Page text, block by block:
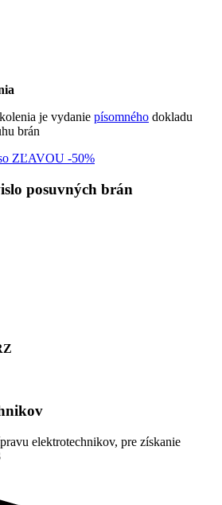
je vydanie písomného dokladu
brán
ZĽAVOU -50%
posuvných brán
elektrotechnikov, pre získanie